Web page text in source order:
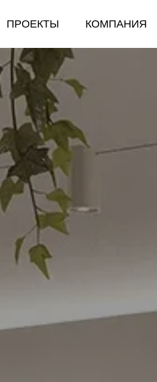
ПРОЕКТЫ КОМПАНИЯ